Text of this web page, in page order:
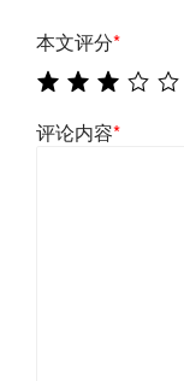
本文评分*
评论内容*